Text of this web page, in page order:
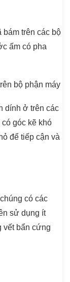
trên các bộ
ấm có pha
bộ phận máy
dính ở trên các
góc kẽ khó
để tiếp cận và
có các
sử dụng ít
vết bẩn cứng